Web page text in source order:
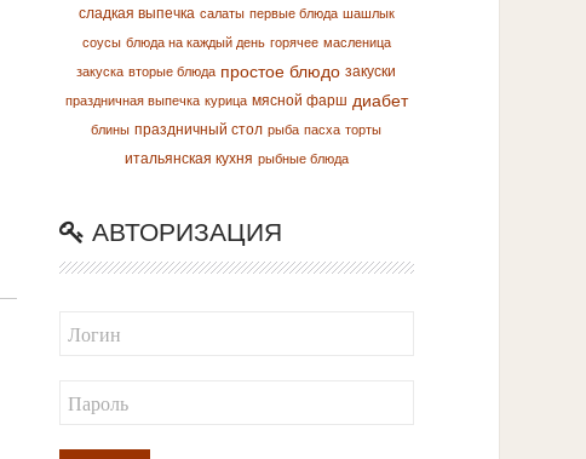
сладкая выпечка салаты первые блюда шашлык
соусы блюда на каждый день горячее масленица
закуска вторые блюда простое блюдо закуски
праздничная выпечка курица мясной фарш диабет
блины праздничный стол рыба пасха торты
итальянская кухня рыбные блюда
АВТОРИЗАЦИЯ